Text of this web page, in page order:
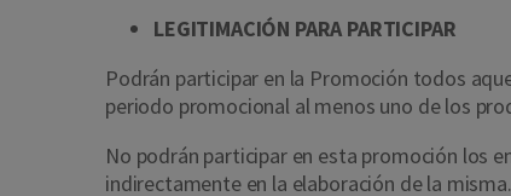
LEGITIMACIÓN PARA PARTICIPAR
Podrán participar en la Promoción todos
periodo promocional al menos uno de los
No podrán participar en esta promoción los
indirectamente en la elaboración de la